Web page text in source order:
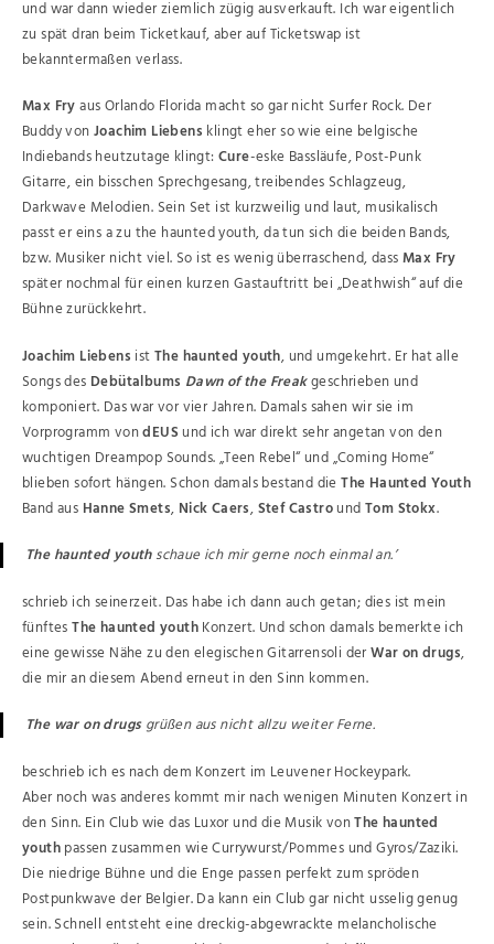
und war dann wieder ziemlich zügig ausverkauft. Ich war eigentlich
zu spät dran beim Ticketkauf, aber auf Ticketswap ist
bekanntermaßen verlass.
Max Fryaus Orlando Florida macht so gar nicht Surfer Rock. Der
Buddy vonJoachim Liebens klingt eher so wie eine belgische
Indiebands heutzutage klingt:Cure-eske Bassläufe, Post-Punk
Gitarre, ein bisschen Sprechgesang, treibendes Schlagzeug,
Darkwave Melodien. Sein Set ist kurzweilig und laut, musikalisch
passt er eins a zu the haunted youth, da tun sich die beiden Bands,
bzw. Musiker nicht viel. So ist es wenig überraschend, dassMax Fry
später nochmal für einen kurzen Gastauftritt bei „Deathwish“ auf die
Bühne zurückkehrt.
Joachim Liebens istThe haunted youth, und umgekehrt. Er hat alle
Songs des Debütalbums Dawn of the Freakgeschrieben und
komponiert. Das war vor vier Jahren. Damals sahen wir sie im
Vorprogramm vondEUSund ich war direkt sehr angetan von den
wuchtigen Dreampop Sounds. „Teen Rebel“ und „Coming Home“
blieben sofort hängen. Schon damals bestand dieThe Haunted Youth
Band aus Hanne Smets, Nick Caers,Stef CastroundTom Stokx.
The haunted youthschaue ich mir gerne noch einmal an.’
schrieb ich seinerzeit. Das habe ich dann auch getan; dies ist mein
fünftesThe haunted youthKonzert. Und schon damals bemerkte ich
eine gewisse Nähe zu den elegischen Gitarrensoli derWar on drugs,
die mir an diesem Abend erneut in den Sinn kommen.
The war on drugsgrüßen aus nicht allzu weiter Ferne.
beschrieb ich es nach dem Konzert im Leuvener Hockeypark.
Aber noch was anderes kommt mir nach wenigen Minuten Konzert in
den Sinn. Ein Club wie das Luxor und die Musik vonThe haunted
youthpassen zusammen wie Currywurst/Pommes und Gyros/Zaziki.
Die niedrige Bühne und die Enge passen perfekt zum spröden
Postpunkwave der Belgier. Da kann ein Club gar nicht usselig genug
sein. Schnell entsteht eine dreckig-abgewrackte melancholische